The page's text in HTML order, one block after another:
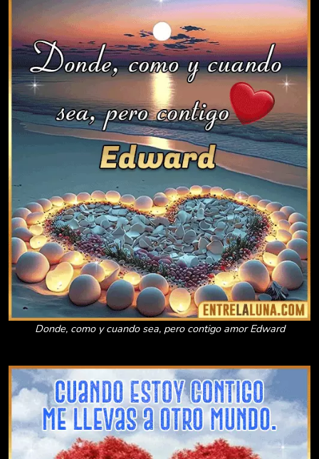
Donde, como y cuando sea, pero contigo amor Edward